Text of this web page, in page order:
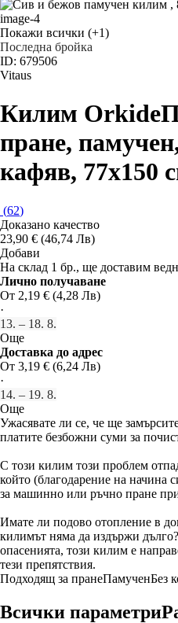
Покажи всички (+1)
Последна бройка
ID: 679506
Vitaus
Килим Orkide
пране,
кафяв, 77x150
(62)
Доказано качество
23,90 € (46,74 Лв)
Добави
На склад 1 бр., ще доставим
Лично получаване
От 2,19 € (4,28 Лв)
·
13. – 18. 8.
Още
Доставка до адрес
От 3,19 € (6,24 Лв)
·
14. – 19. 8.
Още
Ужасявате ли се, че ще
платите безбожни суми за
С този килим този проблем
който (благодарение на начина
за машинно или ръчно пране
Имате ли подово отопление в
килимът няма да издържи
опасенията, този килим е
тези препятствия.
Подходящ за пранеПамученБез
Всички параметри